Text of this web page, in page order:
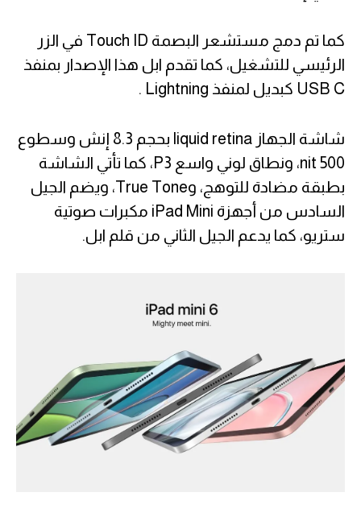
كما تم دمج مستشعر البصمة Touch ID في الزر
الرئيسي للتشغيل، كما تقدم ابل هذا الإصدار بمنفذ
USB C كبديل لمنفذ Lightning .
شاشة الجهاز liquid retina بحجم 8.3 إنش وسطوع
500 nit، ونطاق لوني واسع P3، كما تأتي الشاشة
بطبقة مضادة للتوهج، وTrue Tone، ويضم الجيل
السادس من أجهزة iPad Mini مكبرات صوتية
ستريو، كما يدعم الجيل الثاني من قلم ابل.